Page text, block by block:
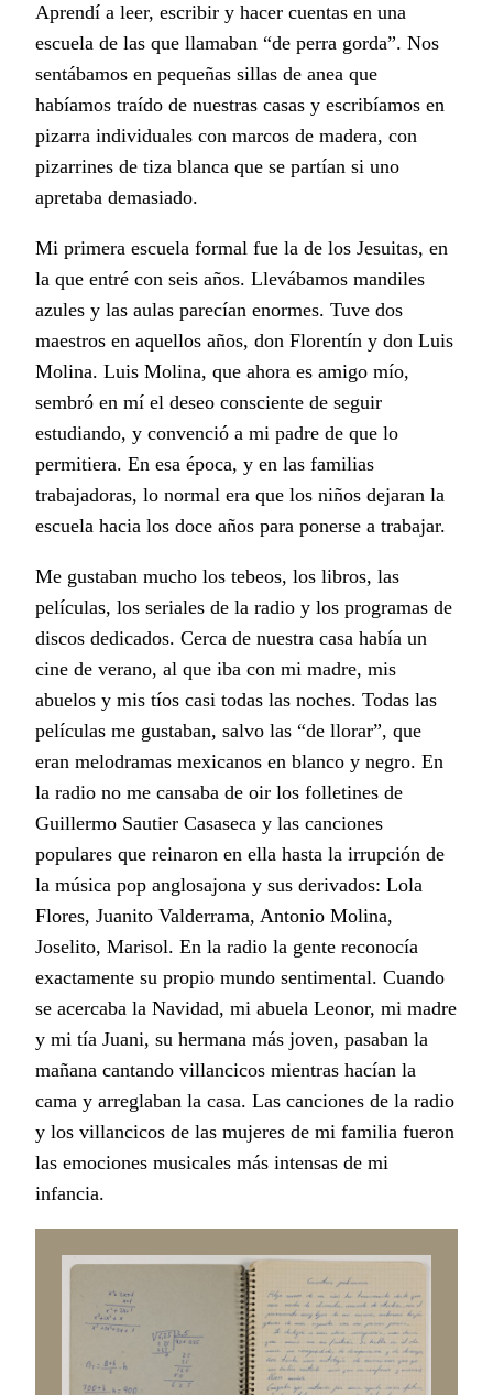
Aprendí a leer, escribir y hacer cuentas en una
escuela de las que llamaban “de perra gorda”. Nos
sentábamos en pequeñas sillas de anea que
habíamos traído de nuestras casas y escribíamos en
pizarra individuales con marcos de madera, con
pizarrines de tiza blanca que se partían si uno
apretaba demasiado.
Mi primera escuela formal fue la de los Jesuitas, en
la que entré con seis años. Llevábamos mandiles
azules y las aulas parecían enormes. Tuve dos
maestros en aquellos años, don Florentín y don Luis
Molina. Luis Molina, que ahora es amigo mío,
sembró en mí el deseo consciente de seguir
estudiando, y convenció a mi padre de que lo
permitiera. En esa época, y en las familias
trabajadoras, lo normal era que los niños dejaran la
escuela hacia los doce años para ponerse a trabajar.
Me gustaban mucho los tebeos, los libros, las
películas, los seriales de la radio y los programas de
discos dedicados. Cerca de nuestra casa había un
cine de verano, al que iba con mi madre, mis
abuelos y mis tíos casi todas las noches. Todas las
películas me gustaban, salvo las “de llorar”, que
eran melodramas mexicanos en blanco y negro. En
la radio no me cansaba de oir los folletines de
Guillermo Sautier Casaseca y las canciones
populares que reinaron en ella hasta la irrupción de
la música pop anglosajona y sus derivados: Lola
Flores, Juanito Valderrama, Antonio Molina,
Joselito, Marisol. En la radio la gente reconocía
exactamente su propio mundo sentimental. Cuando
se acercaba la Navidad, mi abuela Leonor, mi madre
y mi tía Juani, su hermana más joven, pasaban la
mañana cantando villancicos mientras hacían la
cama y arreglaban la casa. Las canciones de la radio
y los villancicos de las mujeres de mi familia fueron
las emociones musicales más intensas de mi
infancia.